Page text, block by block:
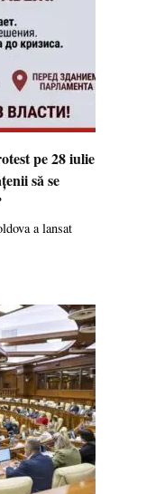
pe 28 iulie
să se
a lansat